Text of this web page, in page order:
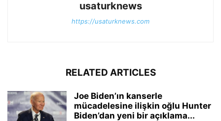
usaturknews
https://usaturknews.com
RELATED ARTICLES
Joe Biden’ın kanserle
mücadelesine ilişkin oğlu Hunter
Biden’dan yeni bir açıklama...